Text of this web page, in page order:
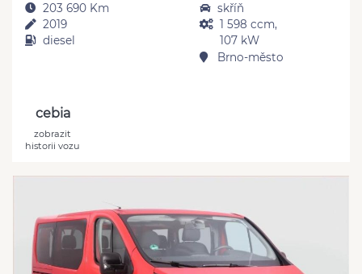
203 690 Km
2019
diesel
skříň
1 598 ccm,
107 kW
Brno-město
cebia
zobrazit
historii vozu